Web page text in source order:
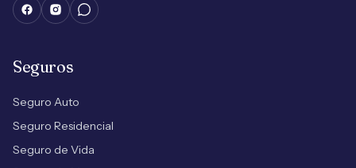
Seguros
Seguro Auto
Seguro Residencial
Seguro de Vida